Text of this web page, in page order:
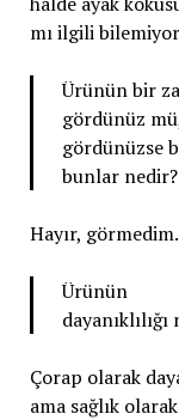
mı ilgili
Ürünün bir
gördünüz
gördünüzse
bunlar nedir?
Hayır, görmedim.
Ürünün
dayanıklılığı
Çorap olarak
ama sağlık